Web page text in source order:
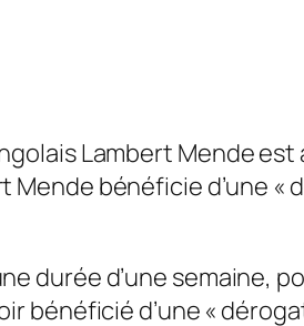
Lambert Mende est
bénéficie d’une «
durée d’une semaine,
bénéficié d’une «